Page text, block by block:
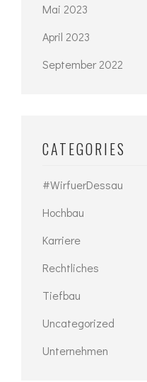
Mai 2023
April 2023
September 2022
CATEGORIES
#WirfuerDessau
Hochbau
Karriere
Rechtliches
Tiefbau
Uncategorized
Unternehmen